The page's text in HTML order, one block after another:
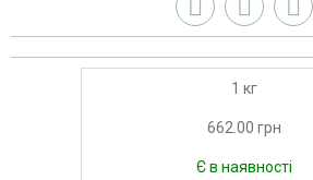
1 кг
662.00 грн
Є в наявності